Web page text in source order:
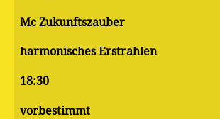
Mc Zukunftszauber
harmonisches Erstrahlen
18:30
vorbestimmt